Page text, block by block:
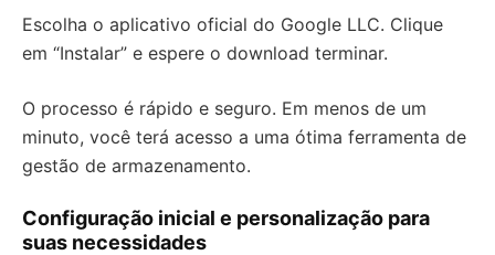
Escolha o aplicativo oficial do Google LLC. Clique
em “Instalar” e espere o download terminar.
O processo é rápido e seguro. Em menos de um
minuto, você terá acesso a uma ótima ferramenta de
gestão de armazenamento.
Configuração inicial e personalização para
suas necessidades